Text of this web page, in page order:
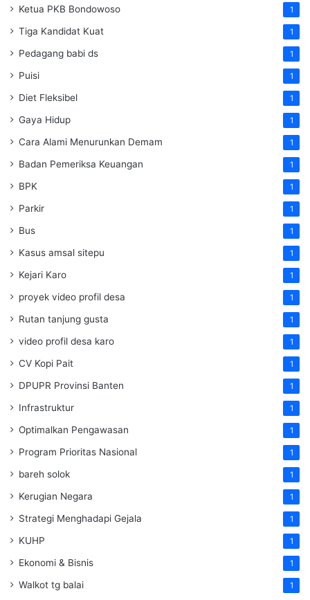
Ketua PKB Bondowoso 1
Tiga Kandidat Kuat 1
Pedagang babi ds 1
Puisi 1
Diet Fleksibel 1
Gaya Hidup 1
Cara Alami Menurunkan Demam 1
Badan Pemeriksa Keuangan 1
BPK 1
Parkir 1
Bus 1
Kasus amsal sitepu 1
Kejari Karo 1
proyek video profil desa 1
Rutan tanjung gusta 1
video profil desa karo 1
CV Kopi Pait 1
DPUPR Provinsi Banten 1
Infrastruktur 1
Optimalkan Pengawasan 1
Program Prioritas Nasional 1
bareh solok 1
Kerugian Negara 1
Strategi Menghadapi Gejala 1
KUHP 1
Ekonomi & Bisnis 1
Walkot tg balai 1